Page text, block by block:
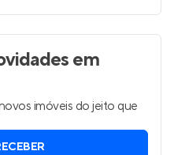
em
imóveis do jeito que